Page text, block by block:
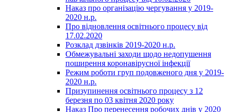
Наказ про організацію чергування у 2019-
2020 н.р.
Про відновлення освітнього процесу від
17.02.2020
Розклад дзвінків 2019-2020 н.р.
Обмежувальні заходи щодо недопушення
поширення коронавірусної інфекції
Режим роботи груп подовженого дня у 2019-
2020 н.р.
Призупинення освітнього процесу з 12
березня по 03 квітня 2020 року
Наказ Про перенесення робочих днів у 2020